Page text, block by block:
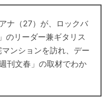
ナ（27）が、ロックバ
のリーダー兼ギタリス
ンションを訪れ、デー
刊文春」の取材でわか